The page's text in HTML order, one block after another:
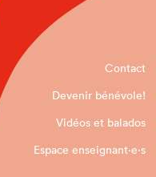
Contact
Devenir bénévole!
Vidéos et balados
Espace enseignant·e⋅s